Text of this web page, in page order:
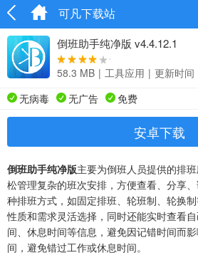
可凡下载站
倒班助手纯净版 v4.4.12.1
58.3 MB | 工具应用 | 更新时间
无病毒
无广告 免费
安卓下载
倒班助手纯净版主要为倒班人员提供的排
松管理复杂的班次安排，方便查看、分享
种排班方式，如固定排班、轮班制、轮换
性质和需求灵活选择，同时还能实时查看
间、休息时间等信息，避免因记错时间而
间，避免错过工作或休息时间。